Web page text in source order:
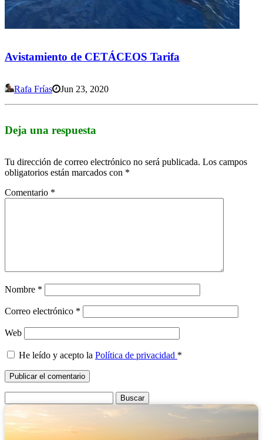
Avistamiento de CETÁCEOS Tarifa
Rafa Frías Jun 23, 2020
Deja una respuesta
Tu dirección de correo electrónico no será publicada. Los campos
obligatorios están marcados con *
Comentario *
Nombre *
Correo electrónico *
Web
He leído y acepto la Política de privacidad *